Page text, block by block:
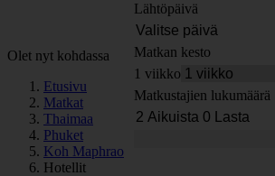
Lähtöpäivä
Matkan kesto
1 viikko
Matkustajien lukumäärä
Olet nyt kohdassa
Etusivu
Matkat
Thaimaa
Phuket
Koh Maphrao
Hotellit